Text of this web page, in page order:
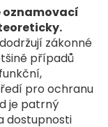
oznamovací
zákonné
případů
pro ochranu
je patrný
dostupnosti